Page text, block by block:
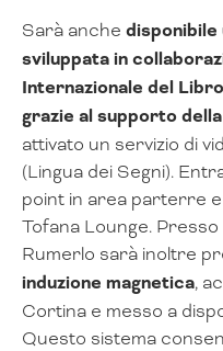
Sarà anche disponibile
sviluppata in
Internazionale del
grazie al supporto
attivato un servizio di
(Lingua dei Segni).
point in area parterre e
Tofana Lounge. Presso
Rumerlo sarà inoltre
induzione magnetica,
Cortina e messo a
Questo sistema